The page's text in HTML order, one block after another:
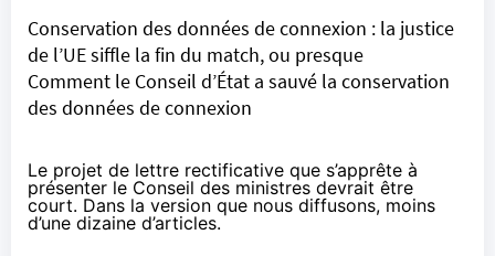
Conservation des données de connexion : la justice
de l’UE siffle la fin du match, ou presque
Comment le Conseil d’État a sauvé la conservation
des données de connexion
Le projet de lettre rectificative que s’apprête à
présenter le Conseil des ministres devrait être
court. Dans la version que nous diffusons, moins
d’une dizaine d’articles.